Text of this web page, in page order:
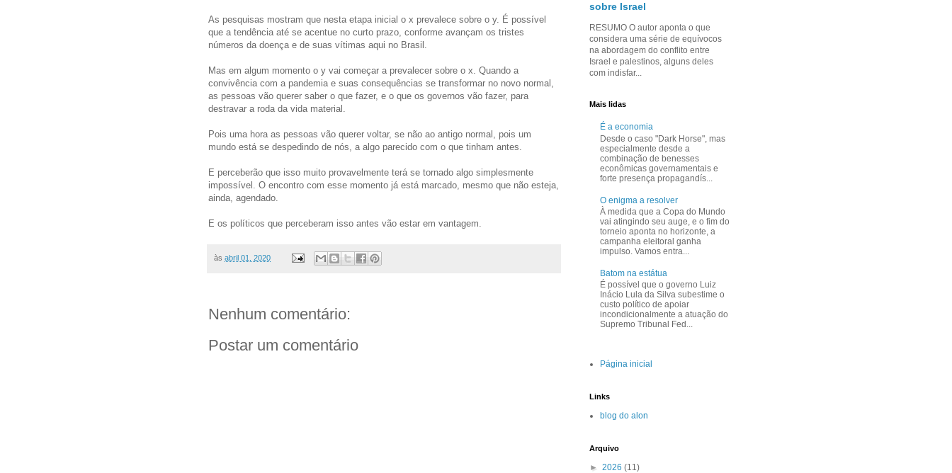
As pesquisas mostram que nesta etapa inicial o x prevalece sobre o y. É possível
que a tendência até se acentue no curto prazo, conforme avançam os tristes
números da doença e de suas vítimas aqui no Brasil.
Mas em algum momento o y vai começar a prevalecer sobre o x. Quando a
convivência com a pandemia e suas consequências se transformar no novo normal,
as pessoas vão querer saber o que fazer, e o que os governos vão fazer, para
destravar a roda da vida material.
Pois uma hora as pessoas vão querer voltar, se não ao antigo normal, pois um
mundo está se despedindo de nós, a algo parecido com o que tinham antes.
E perceberão que isso muito provavelmente terá se tornado algo simplesmente
impossível. O encontro com esse momento já está marcado, mesmo que não esteja,
ainda, agendado.
E os políticos que perceberam isso antes vão estar em vantagem.
às abril 01, 2020
Nenhum comentário:
Postar um comentário
sobre Israel
RESUMO O autor aponta o que
considera uma série de equívocos
na abordagem do conflito entre
Israel e palestinos, alguns deles
com indisfar...
Mais lidas
É a economia
Desde o caso "Dark Horse", mas
especialmente desde a
combinação de benesses
econômicas governamentais e
forte presença propagandís...
O enigma a resolver
À medida que a Copa do Mundo
vai atingindo seu auge, e o fim do
torneio aponta no horizonte, a
campanha eleitoral ganha
impulso. Vamos entra...
Batom na estátua
É possível que o governo Luiz
Inácio Lula da Silva subestime o
custo político de apoiar
incondicionalmente a atuação do
Supremo Tribunal Fed...
Página inicial
Links
blog do alon
Arquivo
► 2026 (11)